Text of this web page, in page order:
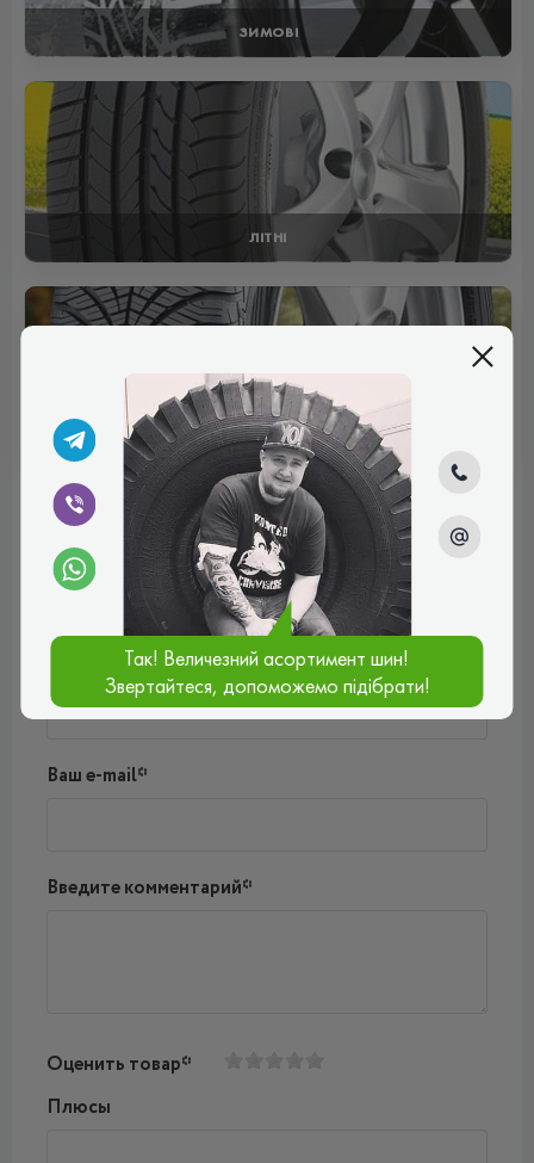
ЗИМОВІ
ЛІТНІ
ВСЕСЕЗОННІ
Отзывы (0)
Пока нет комментариев
Написать комментарий
Ваш e-mail*
Введите комментарий*
Оценить товар*
Плюсы
Так! Величезний асортимент шин!
Звертайтеся, допоможемо підібрати!